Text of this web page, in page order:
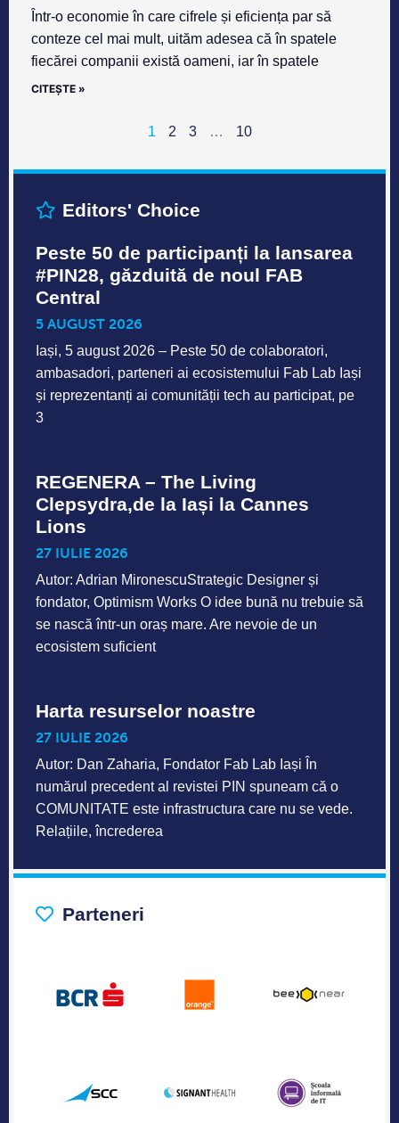
Într-o economie în care cifrele și eficiența par să
conteze cel mai mult, uităm adesea că în spatele
fiecărei companii există oameni, iar în spatele
CITEȘTE »
1 2 3 … 10
Editors' Choice
Peste 50 de participanți la lansarea
#PIN28, găzduită de noul FAB
Central
5 AUGUST 2026
Iași, 5 august 2026 – Peste 50 de colaboratori,
ambasadori, parteneri ai ecosistemului Fab Lab Iași
și reprezentanți ai comunității tech au participat, pe
3
REGENERA – The Living
Clepsydra,de la Iași la Cannes
Lions
27 IULIE 2026
Autor: Adrian MironescuStrategic Designer și
fondator, Optimism Works O idee bună nu trebuie să
se nască într-un oraș mare. Are nevoie de un
ecosistem suficient
Harta resurselor noastre
27 IULIE 2026
Autor: Dan Zaharia, Fondator Fab Lab Iași În
numărul precedent al revistei PIN spuneam că o
COMUNITATE este infrastructura care nu se vede.
Relațiile, încrederea
Parteneri